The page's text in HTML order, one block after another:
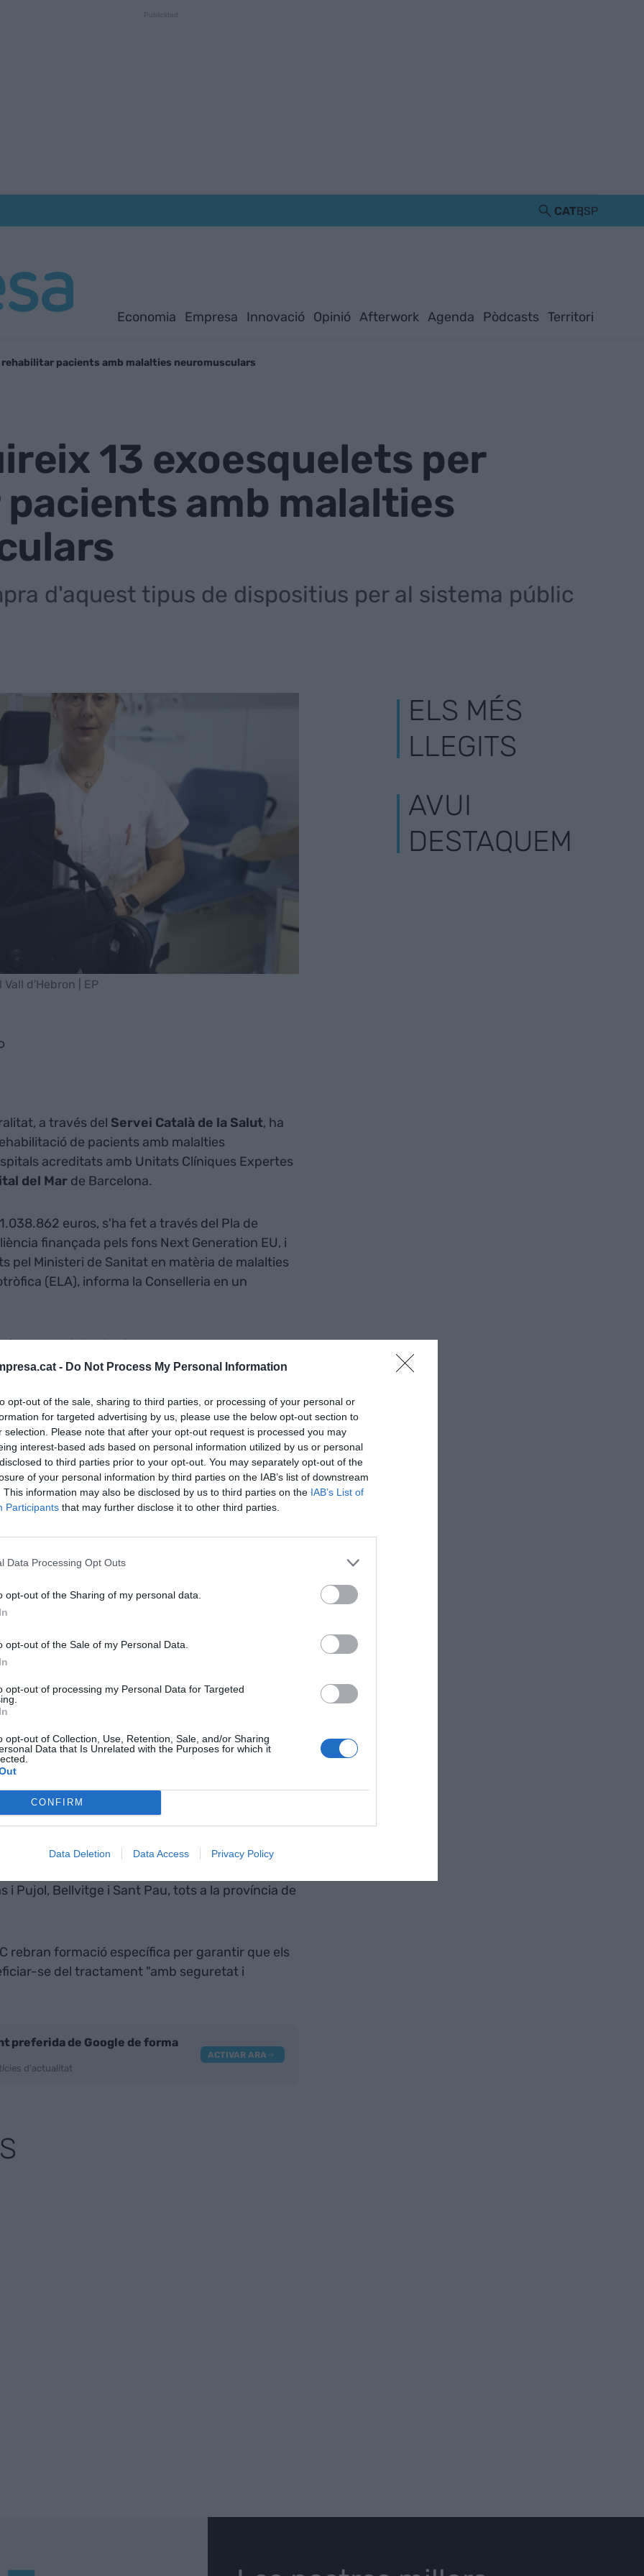
- Do Not Process My Personal Information
opt-out of the sale, sharing to third parties, or processing of your personal or
for targeted advertising by us, please use the below opt-out section to
selection. Please note that after your opt-out request is processed you may
interest-based ads based on personal information utilized by us or personal
to third parties prior to your opt-out. You may separately opt-out of the
of your personal information by third parties on the IAB’s list of downstream
This information may also be disclosed by us to third parties on the IAB’s List of
Participants that may further disclose it to other third parties.
Data Processing Opt Outs
opt-out of the Sharing of my personal data.
opt-out of the Sale of my Personal Data.
opt-out of processing my Personal Data for Targeted
opt-out of Collection, Use, Retention, Sale, and/or Sharing
Data that Is Unrelated with the Purposes for which it
CONFIRM
Data Deletion Data Access Privacy Policy
CATESP
Economia Empresa Innovació Opinió Afterwork Agenda Pòdcasts Territori
pacients amb malalties neuromusculars
13 exoesquelets per
amb malalties
d'aquest tipus de dispositius per al sistema públic
d'Hebron | EP
a través del Servei Català de la Salut, ha
de pacients amb malalties
acreditats amb Unitats Clíniques Expertes
del Marde Barcelona.
euros, s'ha fet a través del Pla de
finançada pels fons Next Generation EU, i
pel Ministeri de Sanitat en matèria de malalties
(ELA), informa la Conselleria en un
import total
fet a
Next
que assisteixen el moviment i permeten
pèrdua de força o mobilitat derivada de
"impacte directe" en la qualitat de vida dels
millorant el pronòstic funcional i
tipus de dispositius que es fa al sistema
vol reforçar l'atenció a les malalties
de vida dels pacients, en les seves
2 exoesquelets pediàtrics alVall d'Hebron de
de Llobregat) i 6 exoesquelets per a la
d'Hebron,Parc Taulí(Sabadell),Germans Trias
de Llobregat), Sant Pau de Barcelona
a la marxa amb afectació unilateral a Vall
i Pujol, Bellvitge i Sant Pau, tots a la província de
rebran formació específica per garantir que els
se del tractament "amb seguretat i
preferida de Google de forma
d'actualitat
ACTIVAR ARA
ELS MÉS
LLEGITS
AVUI
DESTAQUEM